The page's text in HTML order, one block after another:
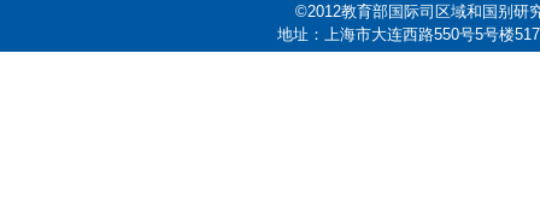
©2012教育部国际司区域和国别研
地址：上海市大连西路550号5号楼